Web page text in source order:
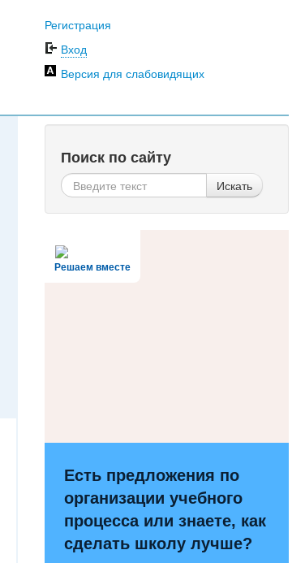
Регистрация
Вход
Версия для слабовидящих
Поиск по сайту
Искать
Решаем вместе
Есть предложения по
организации учебного
процесса или знаете, как
сделать школу лучше?